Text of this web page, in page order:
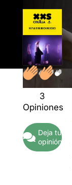
3
Opiniones
Deja tu
opinión